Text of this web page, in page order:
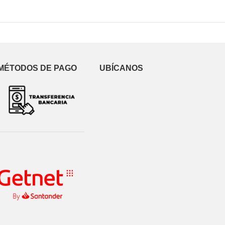
DE PAGO UBÍCANOS